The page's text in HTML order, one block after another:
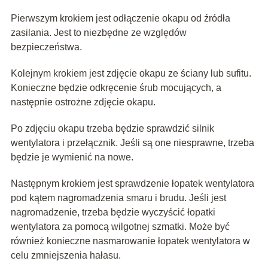
Pierwszym krokiem jest odłączenie okapu od źródła
zasilania. Jest to niezbędne ze względów
bezpieczeństwa.
Kolejnym krokiem jest zdjęcie okapu ze ściany lub sufitu.
Konieczne będzie odkręcenie śrub mocujących, a
następnie ostrożne zdjęcie okapu.
Po zdjęciu okapu trzeba będzie sprawdzić silnik
wentylatora i przełącznik. Jeśli są one niesprawne, trzeba
będzie je wymienić na nowe.
Następnym krokiem jest sprawdzenie łopatek wentylatora
pod kątem nagromadzenia smaru i brudu. Jeśli jest
nagromadzenie, trzeba będzie wyczyścić łopatki
wentylatora za pomocą wilgotnej szmatki. Może być
również konieczne nasmarowanie łopatek wentylatora w
celu zmniejszenia hałasu.